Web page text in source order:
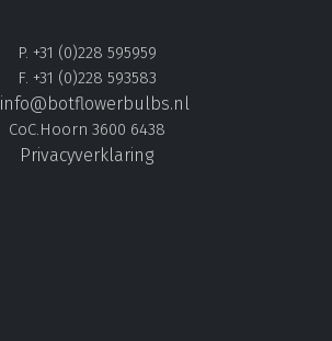
P. +31 (0)228 595959
F. +31 (0)228 593583
info@botflowerbulbs.nl
CoC.Hoorn 3600 6438
Privacyverklaring